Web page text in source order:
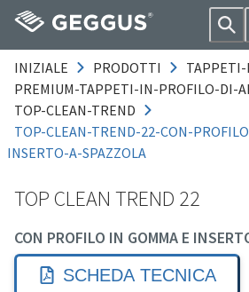
INIZIALE PRODOTTI
TAPPETI-
PREMIUM-TAPPETI-IN-PROFILO-DI-
TOP-CLEAN-TREND
TOP-CLEAN-TREND-22-CON-
INSERTO-A-SPAZZOLA
TOP CLEAN TREND 22
CON PROFILO IN GOMMA E
SCHEDA TECNICA